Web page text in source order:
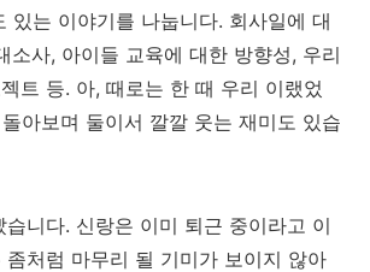
있는 이야기를 나눕니다. 회사일에 대
소사, 아이들 교육에 대한 방향성, 우리
트 등. 아, 때로는 한 때 우리 이랬었
아보며 둘이서 깔깔 웃는 재미도 있습
니다. 신랑은 이미 퇴근 중이라고 이
좀처럼 마무리 될 기미가 보이지 않아